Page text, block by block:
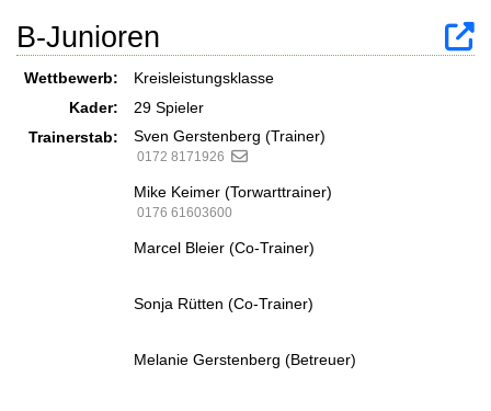
B-Junioren
Wettbewerb:
Kreisleistungsklasse
Kader:
29 Spieler
Trainerstab:
Sven Gerstenberg (Trainer)
0172 8171926
Mike Keimer (Torwarttrainer)
0176 61603600
Marcel Bleier (Co-Trainer)
Sonja Rütten (Co-Trainer)
Melanie Gerstenberg (Betreuer)